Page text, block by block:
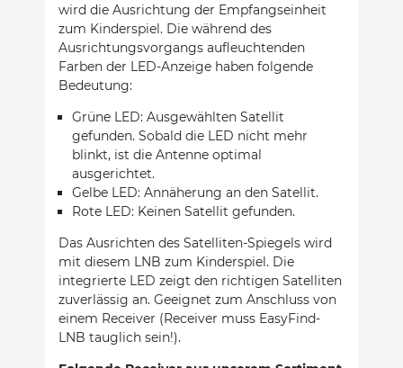
wird die Ausrichtung der Empfangseinheit
zum Kinderspiel. Die während des
Ausrichtungsvorgangs aufleuchtenden
Farben der LED-Anzeige haben folgende
Bedeutung:
Grüne LED: Ausgewählten Satellit
gefunden. Sobald die LED nicht mehr
blinkt, ist die Antenne optimal
ausgerichtet.
Gelbe LED: Annäherung an den Satellit.
Rote LED: Keinen Satellit gefunden.
Das Ausrichten des Satelliten-Spiegels wird
mit diesem LNB zum Kinderspiel. Die
integrierte LED zeigt den richtigen Satelliten
zuverlässig an. Geeignet zum Anschluss von
einem Receiver (Receiver muss EasyFind-
LNB tauglich sein!).